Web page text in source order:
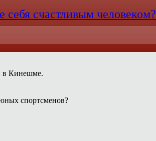
себя счастливым человеком?
в Кинешме.
спортсменов?